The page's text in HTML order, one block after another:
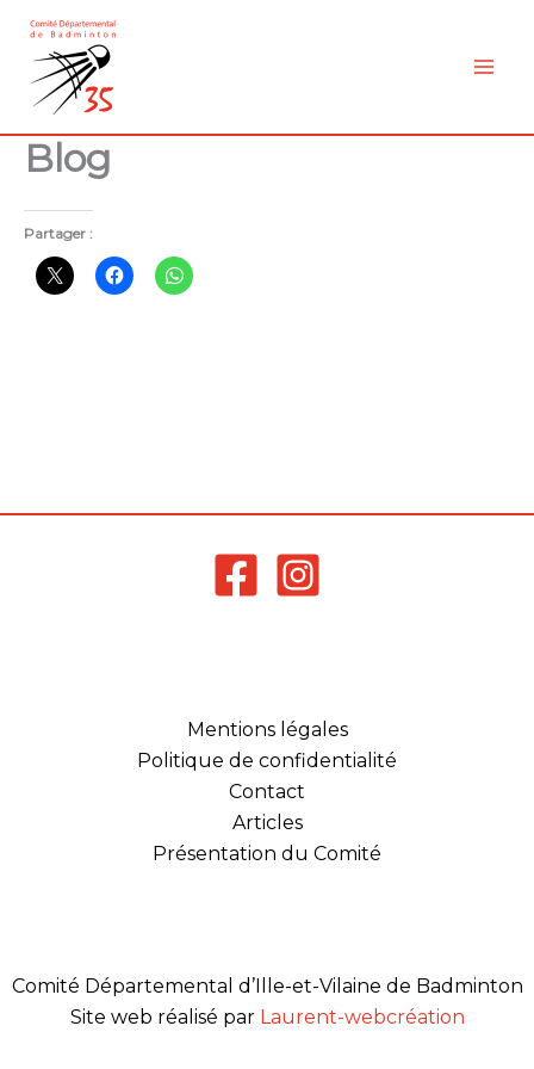
contenu
Blog
Partager :
Mentions légales
Politique de confidentialité
Contact
Articles
Présentation du Comité
Comité Départemental d’Ille-et-Vilaine de Badminton
Site web réalisé par Laurent-webcréation